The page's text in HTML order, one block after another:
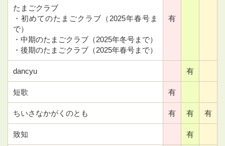
たまごクラブ
・初めてのたまごクラブ（2025年春号ま
で）
・中期のたまごクラブ（2025年冬号まで）
・後期のたまごクラブ（2025年春号まで）
有
dancyu 有
短歌 有
ちいさなかがくのとも 有 有 有
致知 有